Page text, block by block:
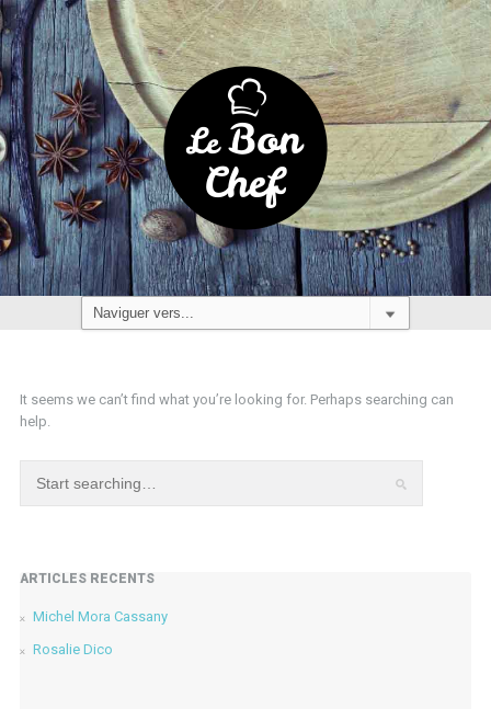
It seems we can’t find what you’re looking for. Perhaps searching can
help.
ARTICLES RÉCENTS
Michel Mora Cassany
Rosalie Dico